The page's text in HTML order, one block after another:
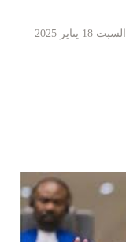
السبت 18 يناير 2025